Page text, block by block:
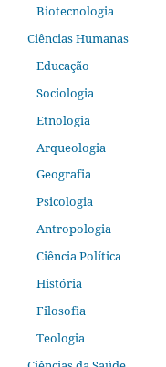
Biotecnologia
Ciências Humanas
Educação
Sociologia
Etnologia
Arqueologia
Geografia
Psicologia
Antropologia
Ciência Política
História
Filosofia
Teologia